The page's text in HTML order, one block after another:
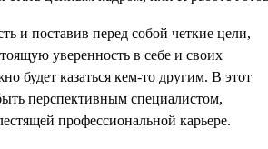
и поставив перед собой четкие цели,
уверенность в себе и своих
будет казаться кем-то другим. В этот
перспективным специалистом,
профессиональной карьере.